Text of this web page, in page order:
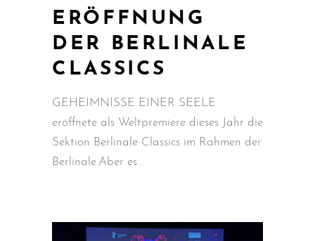
ERÖFFNUNG
DER BERLINALE
CLASSICS
GEHEIMNISSE EINER SEELE
eröffnete als Weltpremiere dieses Jahr die
Sektion Berlinale Classics im Rahmen der
Berlinale.Aber es